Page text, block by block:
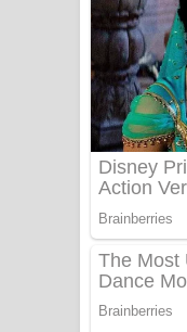
Ala
Apa